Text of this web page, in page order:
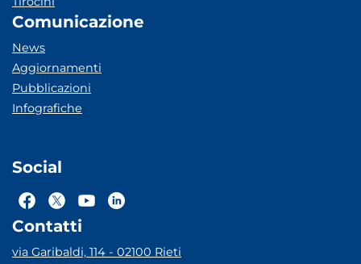
Comunicazione
News
Aggiornamenti
Pubblicazioni
Infografiche
Social
Contatti
via Garibaldi, 114 - 02100 Rieti